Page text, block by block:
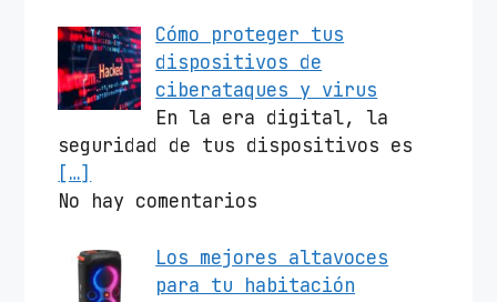
Cómo proteger tus
dispositivos de
ciberataques y virus
En la era digital, la
seguridad de tus dispositivos es
[…]
No hay comentarios
Los mejores altavoces
para tu habitación